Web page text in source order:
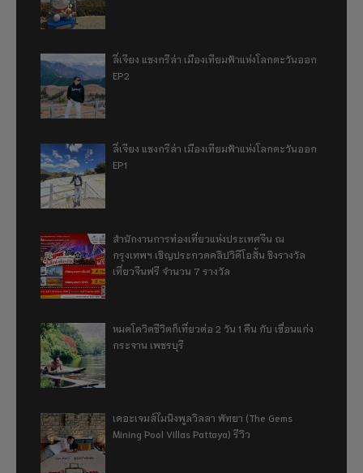
ลี่เจียง แชงกรีล่า เมืองเทียมฟ้าแห่งโลกตะวันออก
EP2
ลี่เจียง แชงกรีล่า เมืองเทียมฟ้าแห่งโลกตะวันออก
EP1
สำนักงานการท่องเที่ยวแห่งประเทศจีน ณ
กรุงเทพฯ เชิญประกวดคลิปวิดีโอสั้น ชิงรางวัล
เที่ยวจีนฟรี จำนวน 7 รางวัล
หมดโควิดชีวิตก็เที่ยวต่อ 2 วัน 1 คืน กับ เขื่อนแก่ง
กระจาน เพชรบุรี
เดอะเจมส์ไมนิงพูลวิลลา พัทยา (The Gems
Mining Pool Villas Pattaya) รีวิว